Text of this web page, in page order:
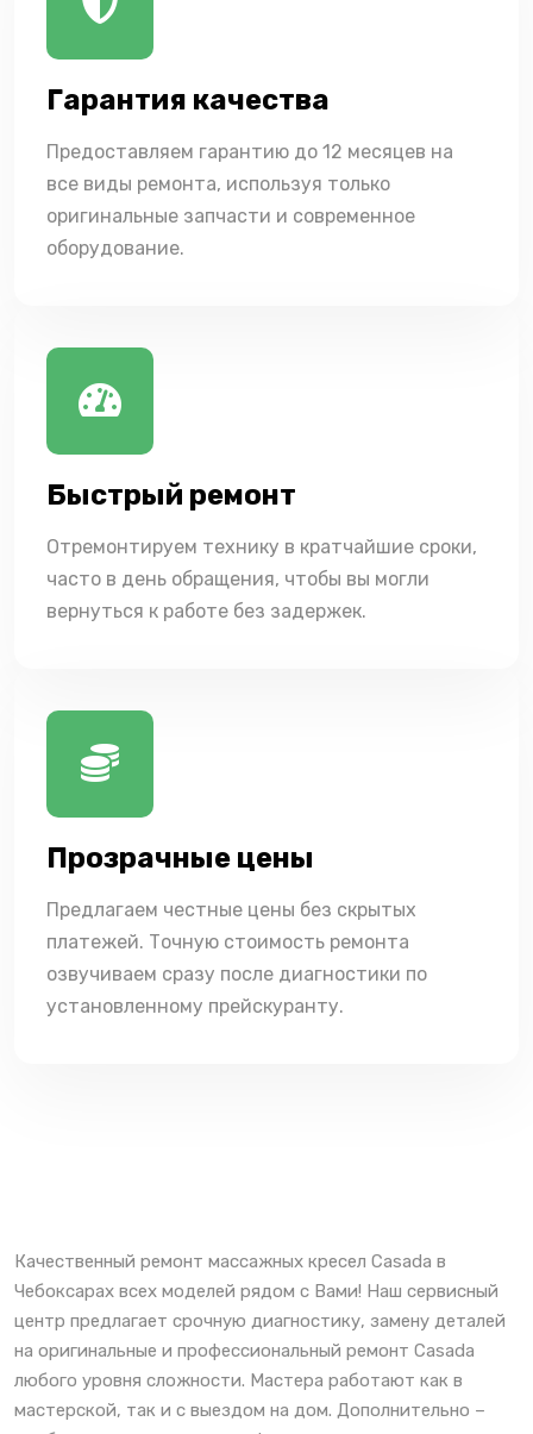
Гарантия качества
Предоставляем гарантию до 12 месяцев на
все виды ремонта, используя только
оригинальные запчасти и современное
оборудование.
Быстрый ремонт
Отремонтируем технику в кратчайшие сроки,
часто в день обращения, чтобы вы могли
вернуться к работе без задержек.
Прозрачные цены
Предлагаем честные цены без скрытых
платежей. Точную стоимость ремонта
озвучиваем сразу после диагностики по
установленному прейскуранту.
Качественный ремонт массажных кресел Casada в
Чебоксарах всех моделей рядом с Вами! Наш сервисный
центр предлагает срочную диагностику, замену деталей
на оригинальные и профессиональный ремонт Casada
любого уровня сложности. Мастера работают как в
мастерской, так и с выездом на дом. Дополнительно –